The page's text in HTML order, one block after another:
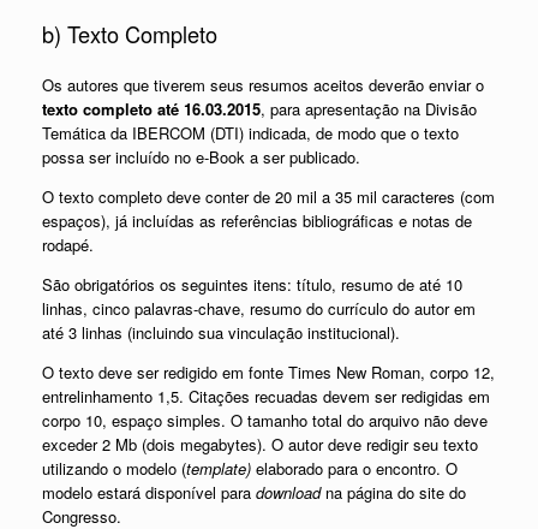
b) Texto Completo
Os autores que tiverem seus resumos aceitos deverão enviar o
texto completo até 16.03.2015, para apresentação na Divisão
Temática da IBERCOM (DTI) indicada, de modo que o texto
possa ser incluído no e-Book a ser publicado.
O texto completo deve conter de 20 mil a 35 mil caracteres (com
espaços), já incluídas as referências bibliográficas e notas de
rodapé.
São obrigatórios os seguintes itens: título, resumo de até 10
linhas, cinco palavras-chave, resumo do currículo do autor em
até 3 linhas (incluindo sua vinculação institucional).
O texto deve ser redigido em fonte Times New Roman, corpo 12,
entrelinhamento 1,5. Citações recuadas devem ser redigidas em
corpo 10, espaço simples. O tamanho total do arquivo não deve
exceder 2 Mb (dois megabytes). O autor deve redigir seu texto
utilizando o modelo (template) elaborado para o encontro. O
modelo estará disponível para downloadna página do site do
Congresso.